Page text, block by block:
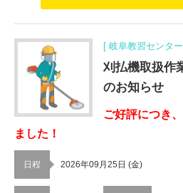
[ 岐阜教習センタ
刈払機取扱作
のお知らせ
ご好評につき
ました！
日程 2026年09月25日 (金)